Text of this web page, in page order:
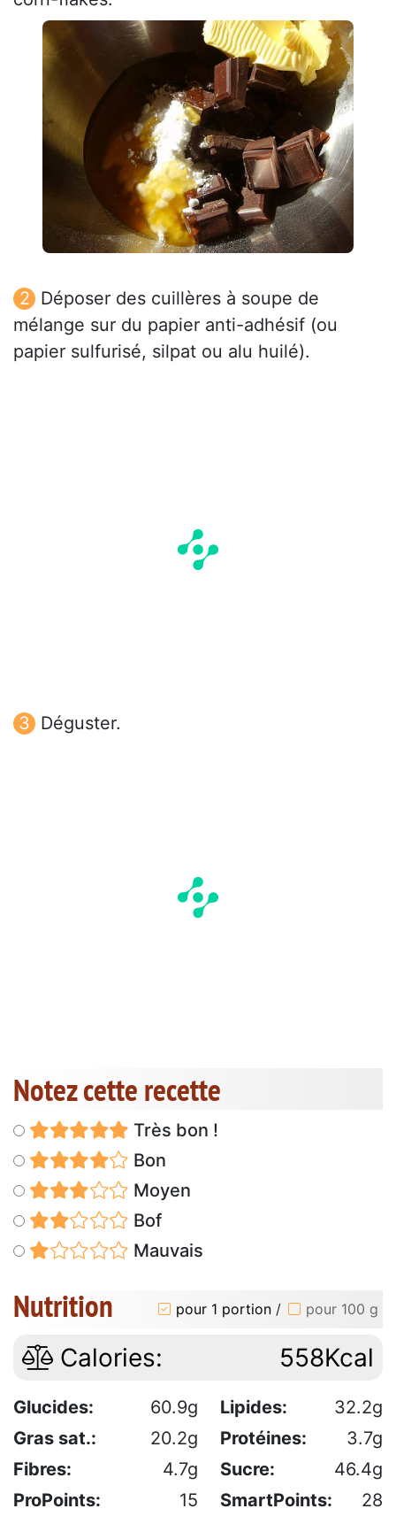
Déposer des cuillères à soupe de
mélange sur du papier anti-adhésif (ou
papier sulfurisé, silpat ou alu huilé).
Déguster.
Notez cette recette
Très bon !
Bon
Moyen
Bof
Mauvais
Nutrition pour 1 portion / pour 100 g
Calories: 558Kcal
Glucides: 60.9g Lipides:
32.2g
Gras sat.:
20.2g Protéines:
3.7g
Fibres:
4.7g Sucre:
46.4g
ProPoints:
15 SmartPoints: 28